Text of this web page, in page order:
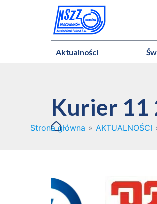
Aktualności
Kurier 11
Strona główna » AKTUALNOŚCI